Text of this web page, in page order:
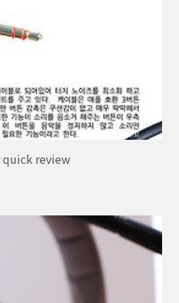
로 이어폰 수집 초기에는 자극적인 음
만 근래 들어서는 좀 더 균형 잡힌 음
quick review